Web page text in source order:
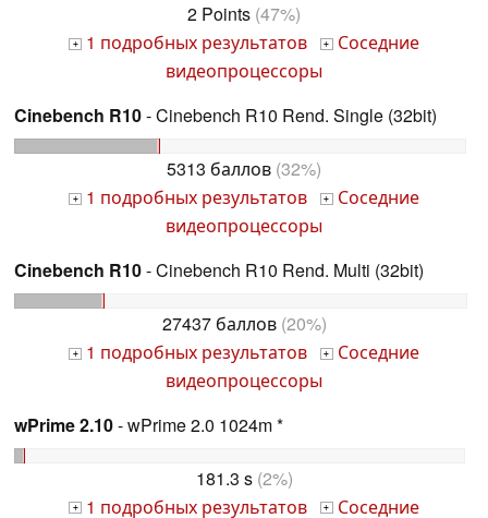
2 Points (47%)
+ 1 подробных результатов + Соседние
видеопроцессоры
Cinebench R10- Cinebench R10 Rend. Single (32bit)
5313 баллов (32%)
+ 1 подробных результатов + Соседние
видеопроцессоры
Cinebench R10- Cinebench R10 Rend. Multi (32bit)
27437 баллов(20%)
+ 1 подробных результатов + Соседние
видеопроцессоры
wPrime 2.10- wPrime 2.0 1024m *
181.3 s(2%)
+ 1 подробных результатов + Соседние